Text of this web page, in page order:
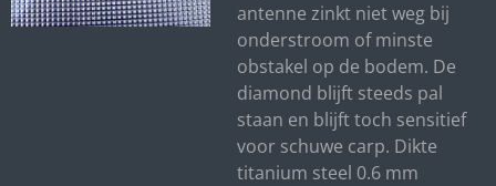
antenne zinkt niet weg bij
onderstroom of minste
obstakel op de bodem. De
diamond blijft steeds pal
staan en blijft toch sensitief
voor schuwe carp. Dikte
titanium steel 0.6 mm